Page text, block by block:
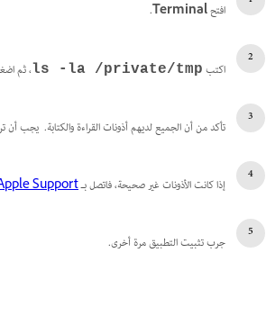
افتحTerminal
.
اكتب ls -la /private/tmp، ثم
تأكد من أن الجميع لديهم أذونات القراءة والكتابة. يجب أن
إذا كانت الأذونات غير صحيحة، فاتصل بـSupport
جرب تثبيت التطبيق مرة أخرى.